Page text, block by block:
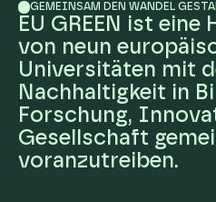
GEMEINSAM DEN WANDEL
EU GREEN ist
von neun
Universitäten mit
Nachhaltigkeit in
Forschung,
Gesellschaft
voranzutreiben.